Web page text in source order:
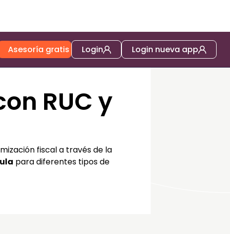
Asesoría gratis Login Login nueva app
RUC y
fiscal a través de la
para diferentes tipos de